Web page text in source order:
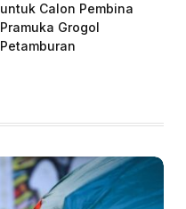
untuk Calon Pembina
Pramuka Grogol
Petamburan